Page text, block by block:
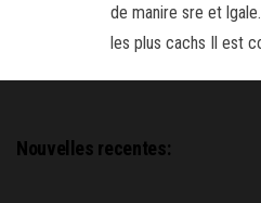
de manire sre et
les plus cachs Il est
Nouvelles recentes: